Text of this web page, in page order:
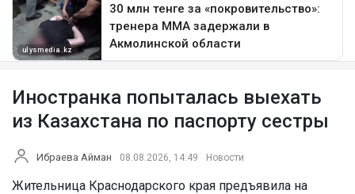
Иностранка попыталась выехать
из Казахстана по паспорту сестры
Ибраева Айман 08.08.2026, 14:49 Новости
Жительница Краснодарского края предъявила на